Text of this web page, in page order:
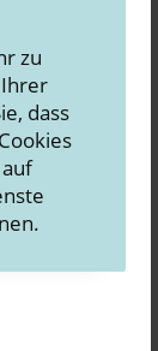
zu
dass
Gurus
2026 hin­
was in
ver­liert
wich­